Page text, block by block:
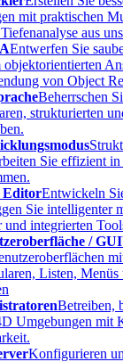
mit praktischen
aus
Entwerfen Sie
objektorientierten
von Object
Beherrschen
strukturierten
Sie effizient in
EditorEntwickeln
Sie intelligenter
und integrierten
/ GUI
Listen,
Betreiben,
Umgebungen mit
Konfigurieren